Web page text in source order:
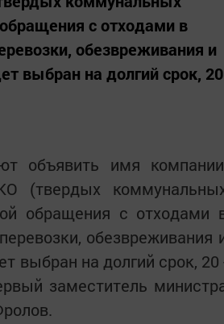
с отходами в
обезвреживания и
выбран на долгий срок, 20
объявить имя
(твердых
обращения с отходами
обезвреживания
выбран на долгий срок, 20
заместитель